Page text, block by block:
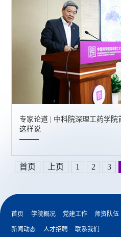
歌学术H指数为54，引用数大于18094...
专家论道 | 中科院深理工药学
这样说
首页 上页 1 2 3
首页 学院概况 党建工作 师资队伍
新闻动态 人才招聘 联系我们